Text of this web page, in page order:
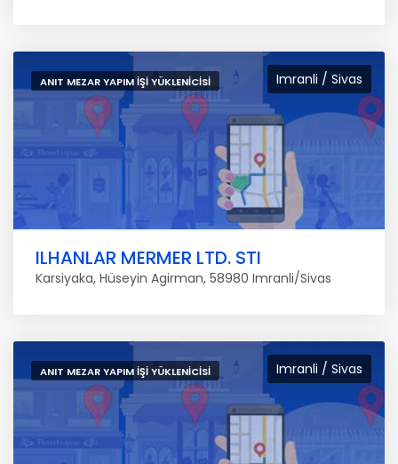
Imranli / Sivas
ANIT MEZAR YAPIM İŞI YÜKLENICISI
ILHANLAR MERMER LTD. STI
Karsiyaka, Hüseyin Agirman, 58980 Imranli/Sivas
Imranli / Sivas
ANIT MEZAR YAPIM İŞI YÜKLENICISI